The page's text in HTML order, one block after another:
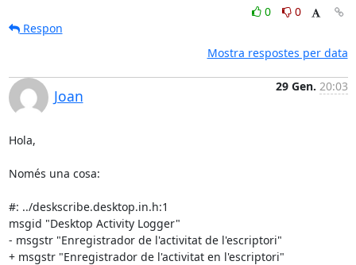
0
0
Respon
Mostra respostes per data
Joan
29 Gen. 20:03
Hola,
Només una cosa:
#: ../deskscribe.desktop.in.h:1
msgid "Desktop Activity Logger"
- msgstr "Enregistrador de l'activitat de l'escriptori"
+ msgstr "Enregistrador de l'activitat en l'escriptori"